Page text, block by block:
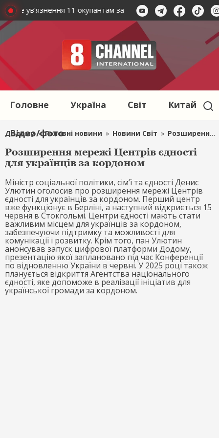
ув'язнення 11 окупантам за расстріл мирних жителів
Головне Україна Світ Китай
Відео/фото
Додому » Головні новини » Новини Світ » Розширення мережі Центрів єдності для українців за кордоном
Розширення мережі Центрів єдності
для українців за кордоном
Міністр соціальної політики, сім’ї та єдності Денис
Улютин оголосив про розширення мережі Центрів
єдності для українців за кордоном. Перший центр
вже функціонує в Берліні, а наступний відкриється 15
червня в Стокгольмі. Центри єдності мають стати
важливим місцем для українців за кордоном,
забезпечуючи підтримку та можливості для
комунікації і розвитку. Крім того, пан Улютин
анонсував запуск цифрової платформи Додому,
презентацію якої заплановано під час Конференції
по відновленню України в червні. У 2025 році також
планується відкриття Агентства національного
єдності, яке допоможе в реалізації ініціатив для
української громади за кордоном.